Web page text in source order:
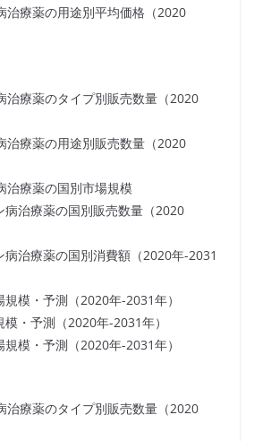
治療薬の用途別平均価格（2020
治療薬のタイプ別販売数量（2020
治療薬の用途別販売数量（2020
治療薬の国別市場規模
治療薬の国別販売数量（2020
治療薬の国別消費額（2020年-2031
模・予測（2020年-2031年）
・予測（2020年-2031年）
模・予測（2020年-2031年）
治療薬のタイプ別販売数量（2020